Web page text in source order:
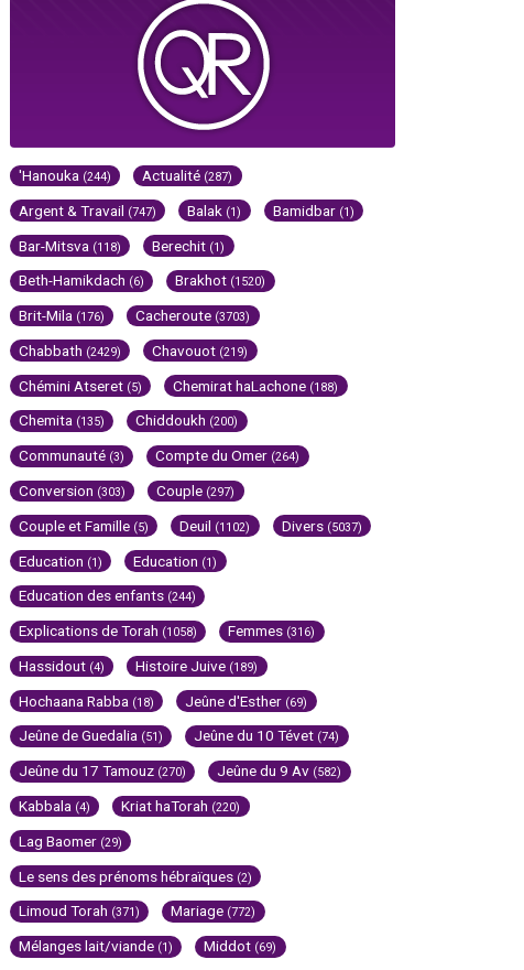
'Hanouka (244) Actualité (287)
Argent & Travail (747) Balak (1) Bamidbar (1)
Bar-Mitsva (118) Berechit (1)
Beth-Hamikdach (6) Brakhot (1520)
Brit-Mila (176) Cacheroute (3703)
Chabbath (2429) Chavouot (219)
Chémini Atseret (5) Chemirat haLachone (188)
Chemita (135) Chiddoukh (200)
Communauté (3) Compte du Omer (264)
Conversion (303) Couple (297)
Couple et Famille (5) Deuil (1102) Divers (5037)
Education (1) Education (1)
Education des enfants (244)
Explications de Torah (1058) Femmes (316)
Hassidout (4) Histoire Juive (189)
Hochaana Rabba (18) Jeûne d'Esther (69)
Jeûne de Guedalia (51) Jeûne du 10 Tévet (74)
Jeûne du 17 Tamouz (270) Jeûne du 9 Av (582)
Kabbala (4) Kriat haTorah (220)
Lag Baomer (29)
Le sens des prénoms hébraïques (2)
Limoud Torah (371) Mariage (772)
Mélanges lait/viande (1) Middot (69)